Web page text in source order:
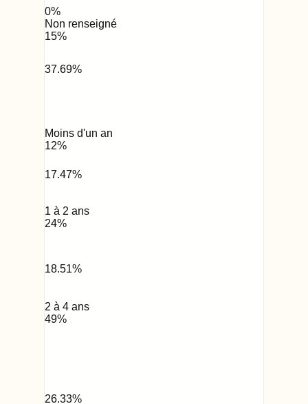
0%
Non renseigné
15%
37.69%
Moins d'un an
12%
17.47%
1 à 2 ans
24%
18.51%
2 à 4 ans
49%
26.33%